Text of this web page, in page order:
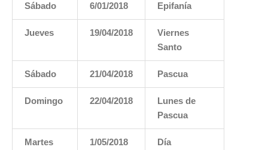
Sábado 6/01/2018 Epifanía
Jueves 19/04/2018
Viernes
Santo
Sábado 21/04/2018 Pascua
Domingo 22/04/2018
Lunes de
Pascua
Martes 1/05/2018
Día